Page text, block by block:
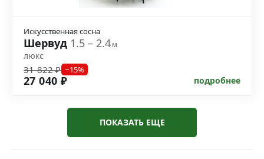
Искусственная сосна
Шервуд 1.5 – 2.4м
люкс
31 822 ₽ −15%
27 040 ₽ подробнее
ПОКАЗАТЬ ЕЩЕ